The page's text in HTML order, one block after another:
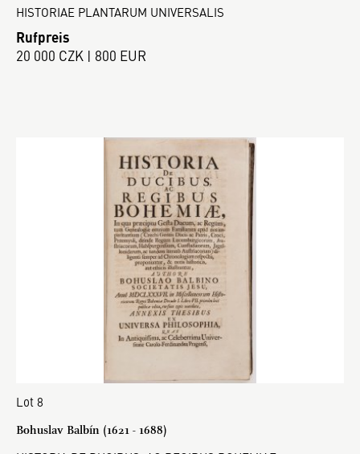
HISTORIAE PLANTARUM UNIVERSALIS
Rufpreis
20 000 CZK | 800 EUR
Lot 8
Bohuslav Balbín (1621 - 1688)